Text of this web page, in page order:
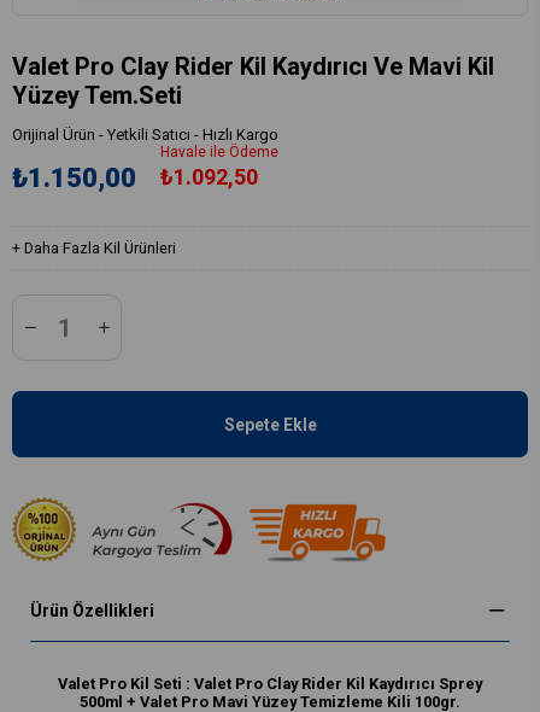
Valet Pro Clay Rider Kil Kaydırıcı Ve Mavi Kil
Yüzey Tem.Seti
Orijinal Ürün - Yetkili Satıcı - Hızlı Kargo
₺1.150,00
Havale ile Ödeme
₺1.092,50
+ Daha Fazla Kil Ürünleri
Ürün Özellikleri
Valet Pro Kil Seti : Valet Pro Clay Rider Kil Kaydırıcı Sprey
500ml + Valet Pro Mavi Yüzey Temizleme Kili 100gr.